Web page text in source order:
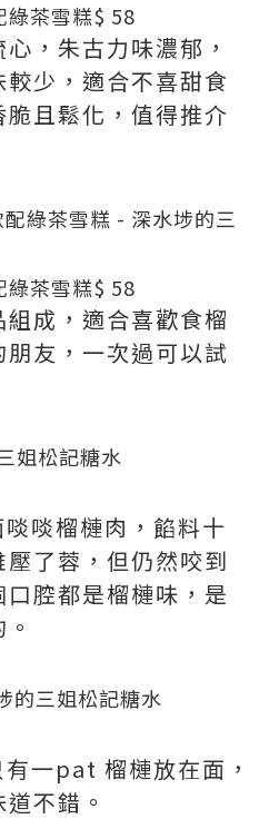
綠茶雪糕$ 58
，朱古力味濃郁，
少，適合不喜甜食
且鬆化，值得推介
綠茶雪糕$ 58
成，適合喜歡食榴
友，一次過可以試
啖榴槤肉，餡料十
了蓉，但仍然咬到
腔都是榴槤味，是
一pat 榴槤放在面，
不錯。